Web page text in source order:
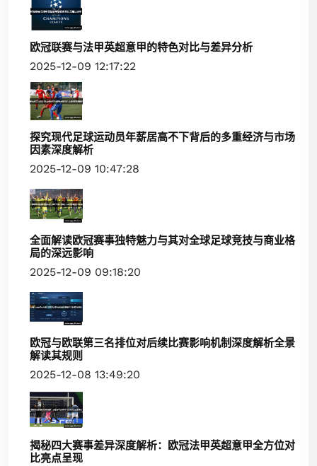
欧冠联赛与法甲英超意甲的特色对比与差异分析
2025-12-09 12:17:22
探究现代足球运动员年薪居高不下背后的多重经济与市场
因素深度解析
2025-12-09 10:47:28
全面解读欧冠赛事独特魅力与其对全球足球竞技与商业格
局的深远影响
2025-12-09 09:18:20
欧冠与欧联第三名排位对后续比赛影响机制深度解析全景
解读其规则
2025-12-08 13:49:20
揭秘四大赛事差异深度解析：欧冠法甲英超意甲全方位对
比亮点呈现